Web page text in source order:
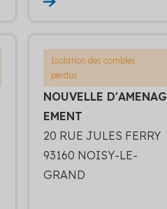
Isolation des combles
perdus
NOUVELLE D'AMENAG
EMENT
20 RUE JULES FERRY
93160 NOISY-LE-
GRAND